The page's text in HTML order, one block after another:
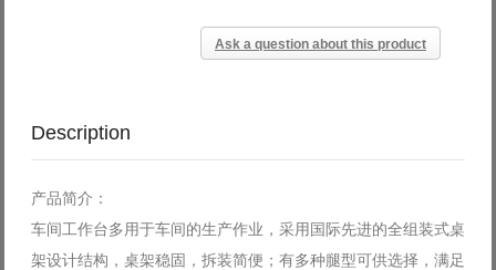
Ask a question about this product
Description
产品简介：
车间工作台多用于车间的生产作业，采用国际先进的全组装式桌
架设计结构，桌架稳固，拆装简便；有多种腿型可供选择，满足